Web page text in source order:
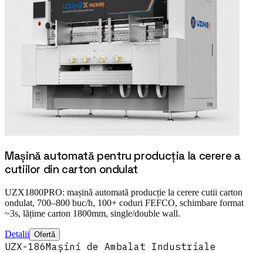
Mașină automată pentru producția la cerere a
cutiilor din carton ondulat
UZX1800PRO: mașină automată producție la cerere cutii carton
ondulat, 700–800 buc/h, 100+ coduri FEFCO, schimbare format
~3s, lățime carton 1800mm, single/double wall.
Detalii Ofertă
UZX-186Mașini de Ambalat Industriale